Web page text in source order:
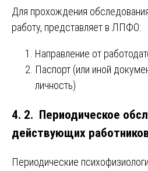
Для прохождения
работу, представляет в ЛПФО:
Направление от
Паспорт (или иной
личность)
4. 2. Периодическое
действующих
Периодические